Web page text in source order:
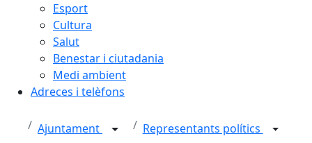
Esport
Cultura
Salut
Benestar i ciutadania
Medi ambient
Adreces i telèfons
Ajuntament
Representants polítics